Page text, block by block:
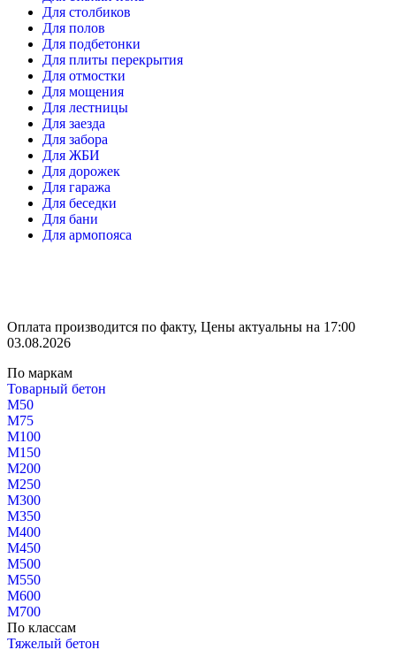
Для столбиков
Для полов
Для подбетонки
Для плиты перекрытия
Для отмостки
Для мощения
Для лестницы
Для заезда
Для забора
Для ЖБИ
Для дорожек
Для гаража
Для беседки
Для бани
Для армопояса
Оплата производится по факту, Цены актуальны на 17:00
03.08.2026
По маркам
Товарный бетон
М50
М75
М100
М150
М200
М250
М300
М350
М400
М450
М500
М550
М600
М700
По классам
Тяжелый бетон